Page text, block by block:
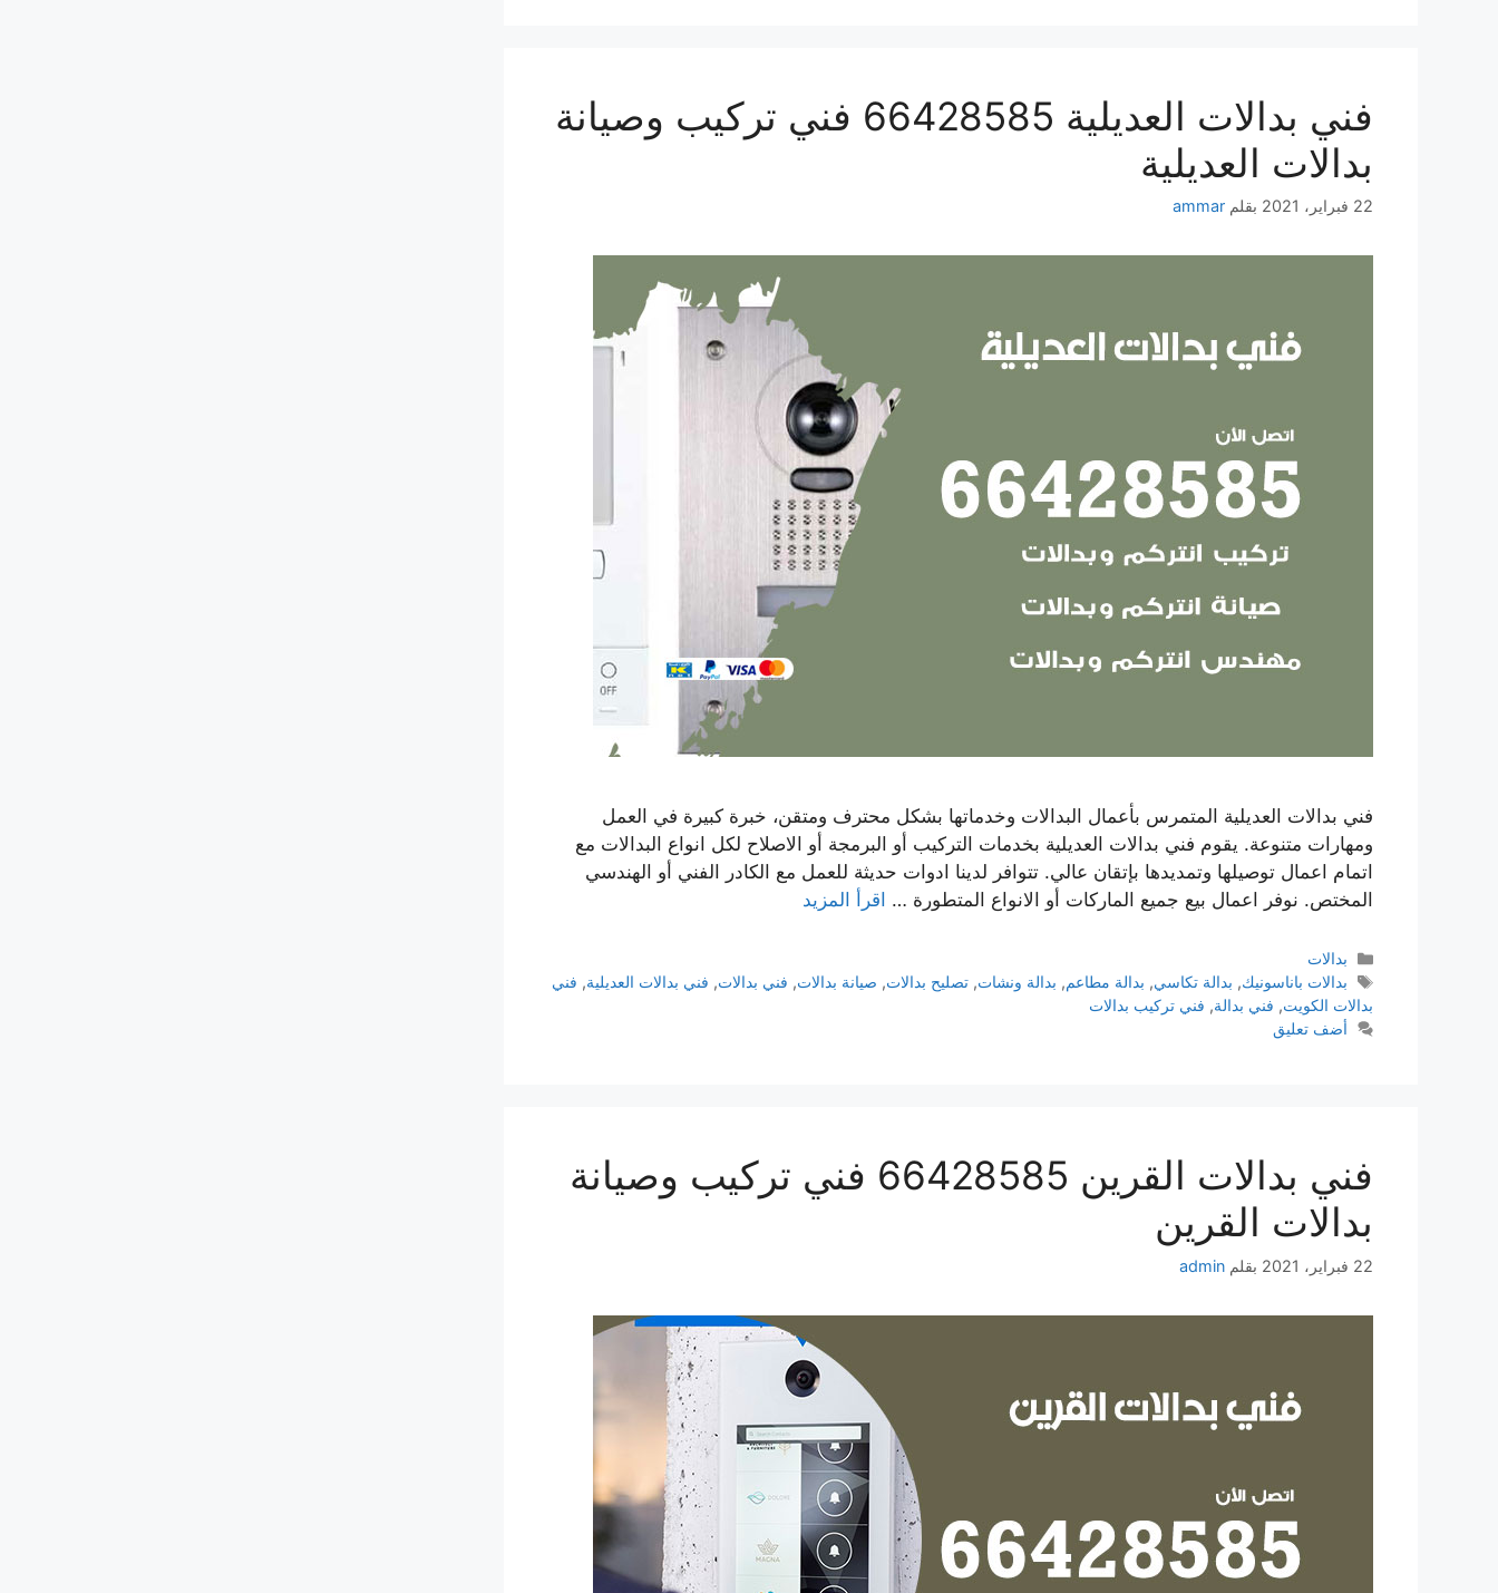
فني بدالات العديلية 66428585 فني تركيب وصيانة
بدالات العديلية
22 فبراير، 2021 بقلم ammar
فني بدالات العديلية المتمرس بأعمال البدالات وخدماتها بشكل محترف ومتقن، خبرة كبيرة في العمل
ومهارات متنوعة. يقوم فني بدالات العديلية بخدمات التركيب أو البرمجة أو الاصلاح لكل انواع البدالات مع
اتمام اعمال توصيلها وتمديدها بإتقان عالي. تتوافر لدينا ادوات حديثة للعمل مع الكادر الفني أو الهندسي
المختص. نوفر اعمال بيع جميع الماركات أو الانواع المتطورة … اقرأ المزيد
بدالات
بدالات باناسونيك, بدالة تكاسي, بدالة مطاعم, بدالة ونشات,تصليح بدالات, صيانة بدالات, فني بدالات, فني بدالات العديلية, فني
بدالات الكويت, فني بدالة, فني تركيب بدالات
أضف تعليق
فني بدالات القرين 66428585 فني تركيب وصيانة
بدالات القرين
22 فبراير، 2021 بقلم admin